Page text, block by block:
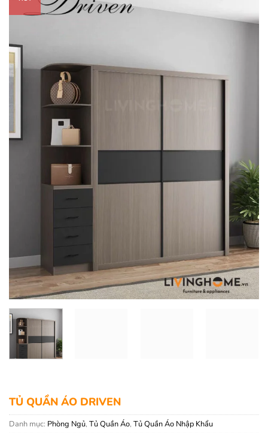
TỦ QUẦN ÁO DRIVEN
Danh mục: Phòng Ngủ, Tủ Quần Áo, Tủ Quần Áo Nhập Khẩu